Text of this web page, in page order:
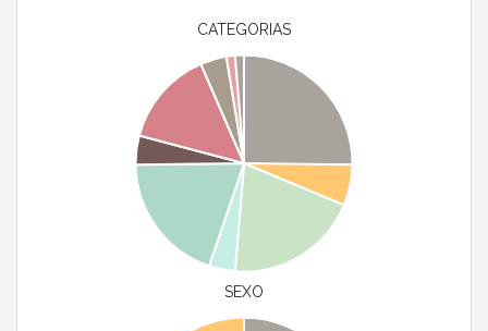
CATEGORIAS
SEXO